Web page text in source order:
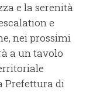
e la serenità
e
nei prossimi
a un tavolo
Prefettura di